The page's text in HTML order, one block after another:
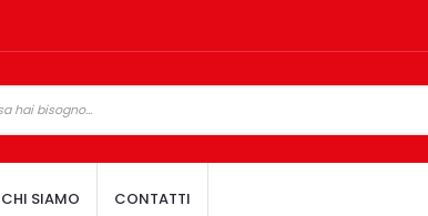
CHI SIAMO CONTATTI